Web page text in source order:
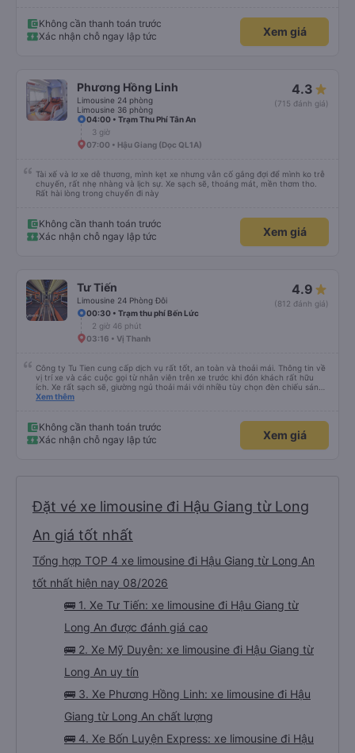
Không cần thanh toán trước
Xác nhận chỗ ngay lập tức
Xem giá
Phương Hồng Linh
Limousine 24 phòng
Limousine 36 phòng
4.3
(715 đánh giá)
04:00 • Trạm Thu Phí Tân An
3 giờ
07:00 • Hậu Giang (Dọc QL1A)
Tài xế và lơ xe dễ thương, mình kẹt xe nhưng vẫn cố gắng đợi để mình ko trễ
chuyến, rất nhẹ nhàng và lịch sự. Xe sạch sẽ, thoáng mát, mền thơm tho.
Rất hài lòng trong chuyến đi này
Không cần thanh toán trước
Xác nhận chỗ ngay lập tức
Xem giá
Tư Tiến
Limousine 24 Phòng Đôi
4.9
(812 đánh giá)
00:30 • Trạm thu phí Bến Lức
2 giờ 46 phút
03:16 • Vị Thanh
Công ty Tu Tien cung cấp dịch vụ rất tốt, an toàn và thoải mái. Thông tin về
vị trí xe và các cuộc gọi từ nhân viên trên xe trước khi đón khách rất hữu
ích. Xe rất sạch sẽ, giường ngủ thoải mái với nhiều tùy chọn đèn chiếu sáng
và cổng USB được đặt ở vị trí thuận tiện. Nhân viên rất lịch sự và xe đến
Xem thêm
Không cần thanh toán trước
Xác nhận chỗ ngay lập tức
Xem giá
Đặt vé xe limousine đi Hậu Giang từ Long
An giá tốt nhất
Tổng hợp TOP 4 xe limousine đi Hậu Giang từ Long An
tốt nhất hiện nay 08/2026
🚌 1. Xe Tư Tiến: xe limousine đi Hậu Giang từ
Long An được đánh giá cao
🚌 2. Xe Mỹ Duyên: xe limousine đi Hậu Giang từ
Long An uy tín
🚌 3. Xe Phương Hồng Linh: xe limousine đi Hậu
Giang từ Long An chất lượng
🚌 4. Xe Bốn Luyện Express: xe limousine đi Hậu